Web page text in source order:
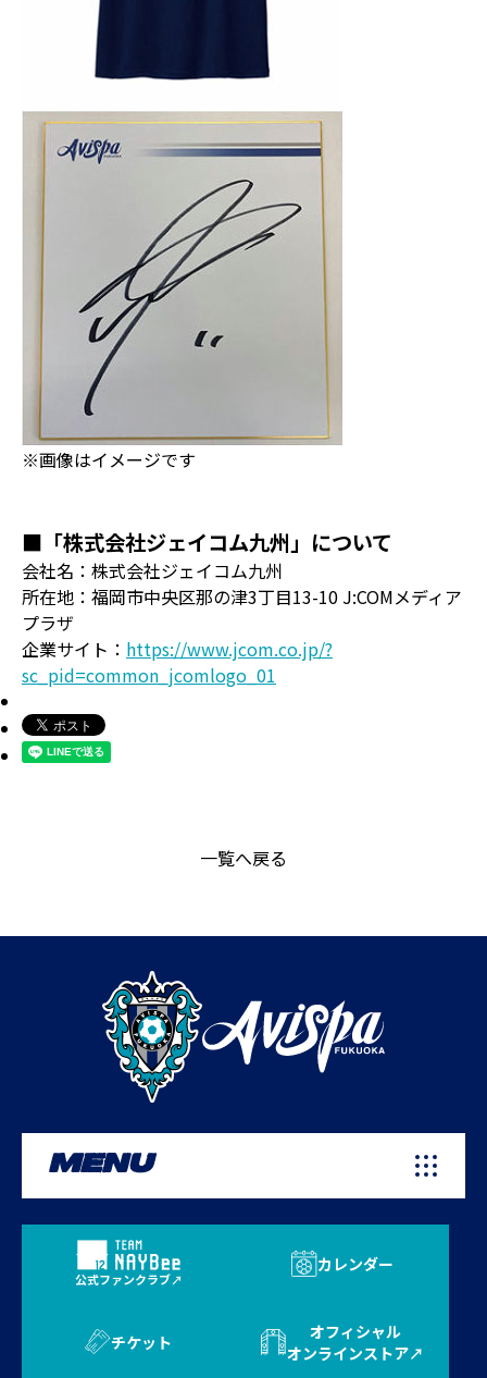
※画像はイメージです
■「株式会社ジェイコム九州」について
会社名：株式会社ジェイコム九州
所在地：福岡市中央区那の津3丁目13-10 J:COMメディア
プラザ
企業サイト： https://www.jcom.co.jp/?
sc_pid=common_jcomlogo_01
一覧へ戻る
MENU
公式ファンクラブ
カレンダー
チケット
オフィシャル
オンラインストア